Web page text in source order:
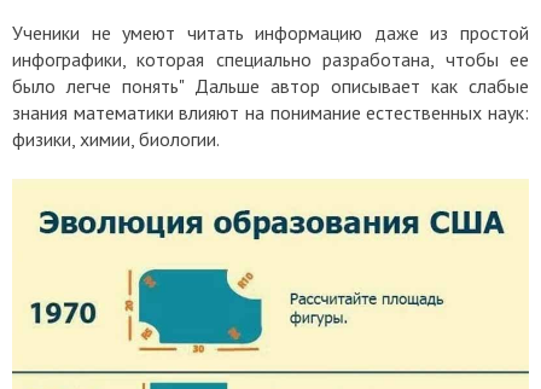
Ученики не умеют читать информацию даже из простой
инфографики, которая специально разработана, чтобы ее
было легче понять" Дальше автор описывает как слабые
знания математики влияют на понимание естественных наук:
физики, химии, биологии.